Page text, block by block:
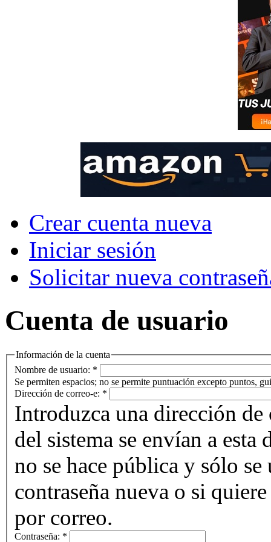
Crear cuenta nueva
Iniciar sesión
Solicitar nueva
Cuenta de usuario
Información de la cuenta
Nombre de usuario: *
Se permiten espacios; no se permite puntuación excepto puntos,
Dirección de correo-e: *
Introduzca una dirección
del sistema se envían a
no se hace pública y sólo
contraseña nueva o si
por correo.
Contraseña: *